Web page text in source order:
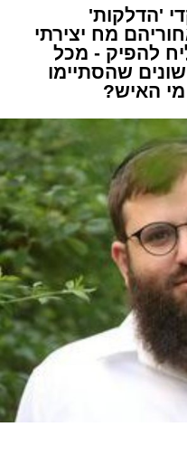
'הדלקות'
מח יצירתי
להפיק - מכל
שהסתיימו
האיש?